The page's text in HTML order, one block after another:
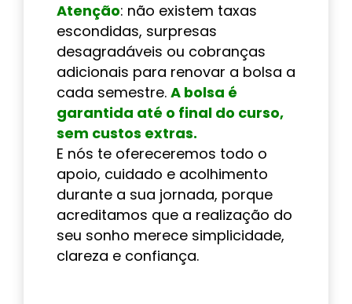
Atenção: não existem taxas
escondidas, surpresas
desagradáveis ou cobranças
adicionais para renovar a bolsa a
cada semestre. A bolsa é
garantida até o final do curso,
sem custos extras.
E nós te ofereceremos todo o
apoio, cuidado e acolhimento
durante a sua jornada, porque
acreditamos que a realização do
seu sonho merece simplicidade,
clareza e confiança.